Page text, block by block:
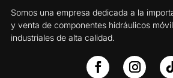
Somos una empresa dedicada a la
y venta de componentes hidráulicos
industriales de alta calidad.